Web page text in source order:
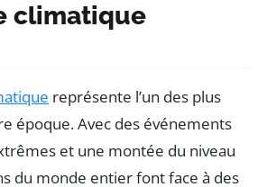
climatique
représente l’un des plus
époque. Avec des événements
et une montée du niveau
du monde entier font face à des